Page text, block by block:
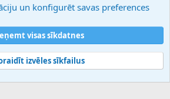
® © 2010-2025 XenForo Ltd.
un konfigurēt savas preferences
visas sīkdatnes
izvēles sīkfailus